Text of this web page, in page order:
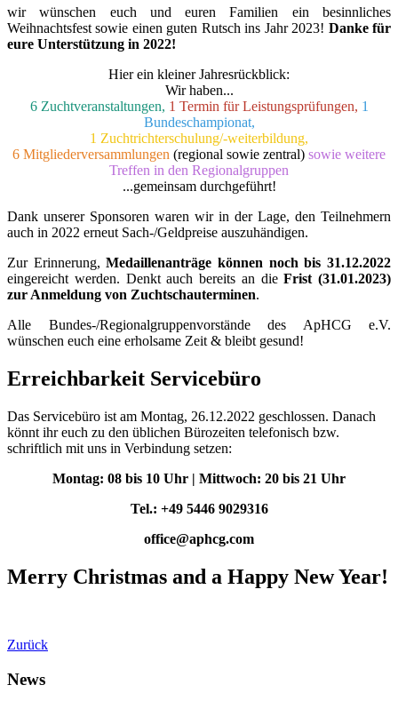
wir wünschen euch und euren Familien ein besinnliches
Weihnachtsfest sowie einen guten Rutsch ins Jahr 2023! Danke für
eure Unterstützung in 2022!
Hier ein kleiner Jahresrückblick:
Wir haben...
6 Zuchtveranstaltungen, 1 Termin für Leistungsprüfungen, 1
Bundeschampionat,
1 Zuchtrichterschulung/-weiterbildung,
6 Mitgliederversammlungen (regional sowie zentral) sowie weitere
Treffen in den Regionalgruppen
...gemeinsam durchgeführt!
Dank unserer Sponsoren waren wir in der Lage, den Teilnehmern
auch in 2022 erneut Sach-/Geldpreise auszuhändigen.
Zur Erinnerung,Medaillenanträge können noch bis 31.12.2022
eingereicht werden. Denkt auch bereits an dieFrist (31.01.2023)
zur Anmeldung von Zuchtschauterminen.
Alle Bundes-/Regionalgruppenvorstände des ApHCG e.V.
wünschen euch eine erholsame Zeit & bleibt gesund!
Erreichbarkeit Servicebüro
Das Servicebüro ist am Montag, 26.12.2022 geschlossen. Danach
könnt ihr euch zu den üblichen Bürozeiten telefonisch bzw.
schriftlich mit uns in Verbindung setzen:
Montag: 08 bis 10 Uhr | Mittwoch: 20 bis 21 Uhr
Tel.: +49 5446 9029316
office@aphcg.com
Merry Christmas and a Happy New Year!
Zurück
News